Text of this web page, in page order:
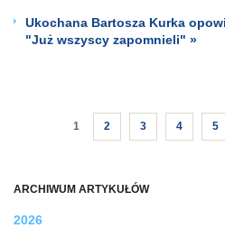
ARCHIWUM ARTYKUŁÓW
2026
Ukochana Bartosza Kurka
"Już wszyscy zapomnieli" »
1 2 3 4 5